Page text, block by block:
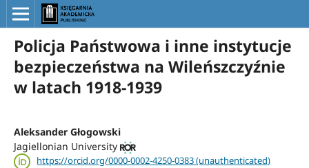
Policja Państwowa i inne instytucje
bezpieczeństwa na Wileńszczyźnie
w latach 1918-1939
Aleksander Głogowski
Jagiellonian University
https://orcid.org/0000-0002-4250-0383 (unauthenticated)